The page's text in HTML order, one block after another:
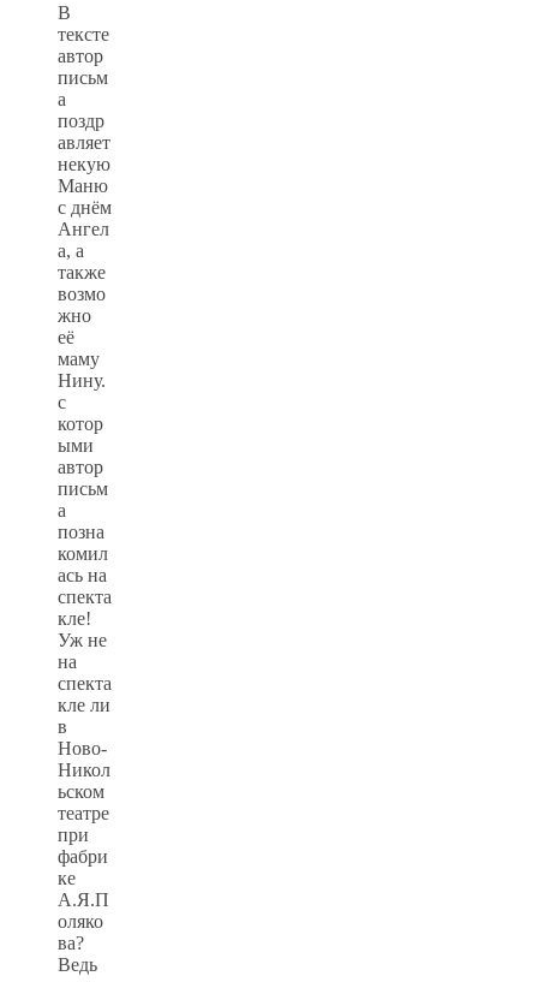
В
тексте
автор
письм
а
поздр
авляет
некую
Маню
с днём
Ангел
а, а
также
возмо
жно
её
маму
Нину.
с
котор
ыми
автор
письм
а
позна
комил
ась на
спекта
кле!
Уж не
на
спекта
кле ли
в
Ново-
Никол
ьском
театре
при
фабри
ке
А.Я.П
оляко
ва?
Ведь